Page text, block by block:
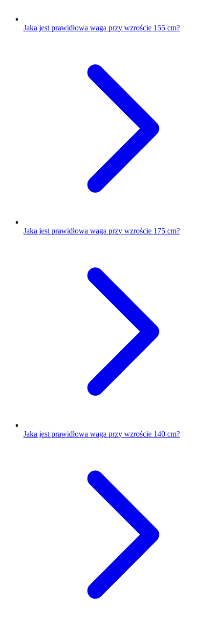
Jaka jest prawidłowa waga przy wzroście 155 cm?
Jaka jest prawidłowa waga przy wzroście 175 cm?
Jaka jest prawidłowa waga przy wzroście 140 cm?